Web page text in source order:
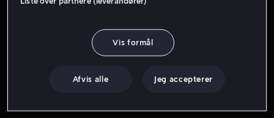
Vis formål
Afvis alle Jeg accepterer